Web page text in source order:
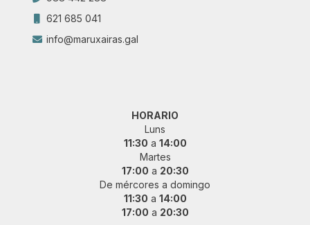
621 685 041
info@maruxairas.gal
HORARIO
Luns
11:30 a 14:00
Martes
17:00 a 20:30
De mércores a domingo
11:30 a 14:00
17:00 a 20:30